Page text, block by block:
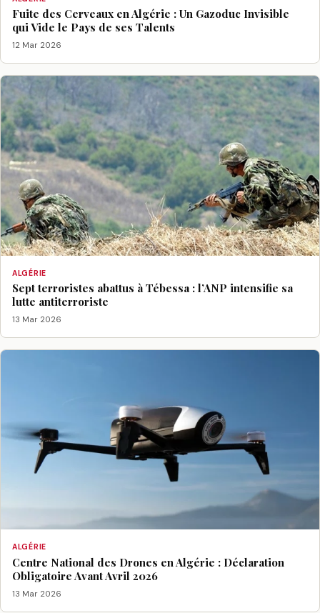
Fuite des Cerveaux en Algérie : Un Gazoduc Invisible
qui Vide le Pays de ses Talents
12 Mar 2026
ALGÉRIE
Sept terroristes abattus à Tébessa : l’ANP intensifie sa
lutte antiterroriste
13 Mar 2026
ALGÉRIE
Centre National des Drones en Algérie : Déclaration
Obligatoire Avant Avril 2026
13 Mar 2026